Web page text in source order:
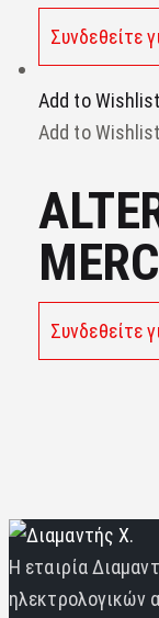
Συνδεθείτε
Add to Wishlist
Add to Wishlist
Συνδεθείτε
Η εταιρία
ηλεκτρολογικών